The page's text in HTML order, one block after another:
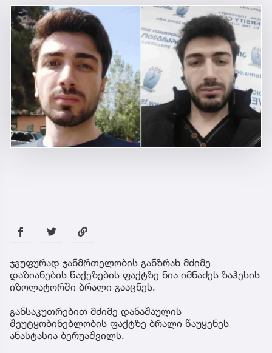
ჯგუფურად ჯანმრთელობის განზრახ მძიმე
დაზიანების წაქეზების ფაქტზე ნია იმნაძეს ზაჰესის
იზოლატორში ბრალი გააცნეს.
განსაკუთრებით მძიმე დანაშაულის
შეუტყობინებლობის ფაქტზე ბრალი წაუყენეს
ანასტასია ბერუაშვილს.